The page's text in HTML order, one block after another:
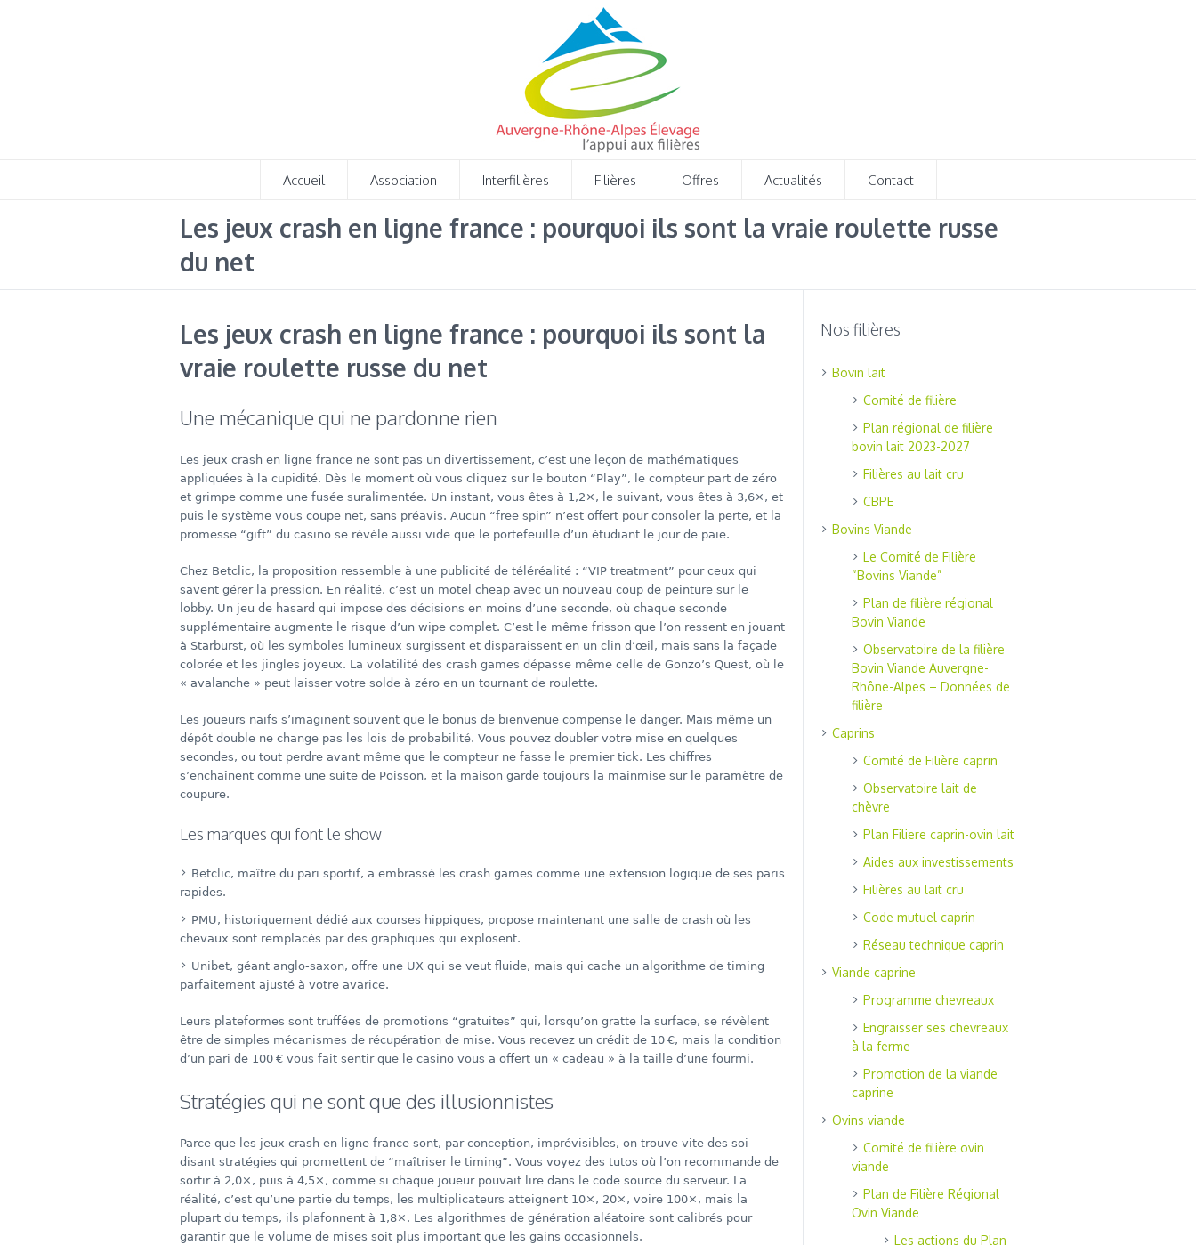
Accueil Association Interfilières Filières Offres Actualités Contact
Les jeux crash en ligne france : pourquoi ils sont la vraie roulette russe
du net
Les jeux crash en ligne france : pourquoi ils sont la
vraie roulette russe du net
Une mécanique qui ne pardonne rien
Les jeux crash en ligne france ne sont pas un divertissement, c’est une leçon de mathématiques
appliquées à la cupidité. Dès le moment où vous cliquez sur le bouton “Play”, le compteur part de zéro
et grimpe comme une fusée suralimentée. Un instant, vous êtes à 1,2×, le suivant, vous êtes à 3,6×, et
puis le système vous coupe net, sans préavis. Aucun “free spin” n’est offert pour consoler la perte, et la
promesse “gift” du casino se révèle aussi vide que le portefeuille d’un étudiant le jour de paie.
Chez Betclic, la proposition ressemble à une publicité de téléréalité : “VIP treatment” pour ceux qui
savent gérer la pression. En réalité, c’est un motel cheap avec un nouveau coup de peinture sur le
lobby. Un jeu de hasard qui impose des décisions en moins d’une seconde, où chaque seconde
supplémentaire augmente le risque d’un wipe complet. C’est le même frisson que l’on ressent en jouant
à Starburst, où les symboles lumineux surgissent et disparaissent en un clin d’œil, mais sans la façade
colorée et les jingles joyeux. La volatilité des crash games dépasse même celle de Gonzo’s Quest, où le
« avalanche » peut laisser votre solde à zéro en un tournant de roulette.
Les joueurs naïfs s’imaginent souvent que le bonus de bienvenue compense le danger. Mais même un
dépôt double ne change pas les lois de probabilité. Vous pouvez doubler votre mise en quelques
secondes, ou tout perdre avant même que le compteur ne fasse le premier tick. Les chiffres
s’enchaînent comme une suite de Poisson, et la maison garde toujours la mainmise sur le paramètre de
coupure.
Les marques qui font le show
Betclic, maître du pari sportif, a embrassé les crash games comme une extension logique de ses paris
rapides.
PMU, historiquement dédié aux courses hippiques, propose maintenant une salle de crash où les
chevaux sont remplacés par des graphiques qui explosent.
Unibet, géant anglo-saxon, offre une UX qui se veut fluide, mais qui cache un algorithme de timing
parfaitement ajusté à votre avarice.
Leurs plateformes sont truffées de promotions “gratuites” qui, lorsqu’on gratte la surface, se révèlent
être de simples mécanismes de récupération de mise. Vous recevez un crédit de 10 €, mais la condition
d’un pari de 100 € vous fait sentir que le casino vous a offert un « cadeau » à la taille d’une fourmi.
Stratégies qui ne sont que des illusionnistes
Parce que les jeux crash en ligne france sont, par conception, imprévisibles, on trouve vite des soi-
disant stratégies qui promettent de “maîtriser le timing”. Vous voyez des tutos où l’on recommande de
sortir à 2,0×, puis à 4,5×, comme si chaque joueur pouvait lire dans le code source du serveur. La
réalité, c’est qu’une partie du temps, les multiplicateurs atteignent 10×, 20×, voire 100×, mais la
plupart du temps, ils plafonnent à 1,8×. Les algorithmes de génération aléatoire sont calibrés pour
garantir que le volume de mises soit plus important que les gains occasionnels.
Nos filières
Bovin lait
Comité de filière
Plan régional de filière
bovin lait 2023-2027
Filières au lait cru
CBPE
Bovins Viande
Le Comité de Filière
“Bovins Viande”
Plan de filière régional
Bovin Viande
Observatoire de la filière
Bovin Viande Auvergne-
Rhône-Alpes – Données de
filière
Caprins
Comité de Filière caprin
Observatoire lait de
chèvre
Plan Filiere caprin-ovin lait
Aides aux investissements
Filières au lait cru
Code mutuel caprin
Réseau technique caprin
Viande caprine
Programme chevreaux
Engraisser ses chevreaux
à la ferme
Promotion de la viande
caprine
Ovins viande
Comité de filière ovin
viande
Plan de Filière Régional
Ovin Viande
Les actions du Plan